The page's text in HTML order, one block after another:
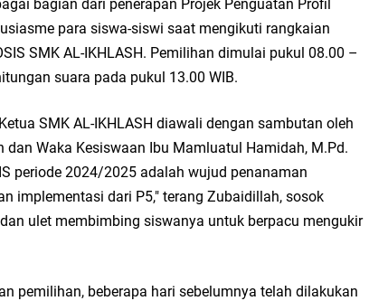
bagian dari penerapan Projek Penguatan Profil
para siswa-siswi saat mengikuti rangkaian
SMK AL-IKHLASH. Pemilihan dimulai pukul 08.00 –
suara pada pukul 13.00 WIB.
SMK AL-IKHLASH diawali dengan sambutan oleh
dan Waka Kesiswaan Ibu Mamluatul Hamidah, M.Pd.
periode 2024/2025 adalah wujud penanaman
implementasi dari P5," terang Zubaidillah, sosok
ulet membimbing siswanya untuk berpacu mengukir
pemilihan, beberapa hari sebelumnya telah dilakukan